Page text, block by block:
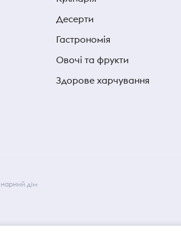
Десерти
Гастрономія
Овочі та фрукти
Здорове харчування
дім